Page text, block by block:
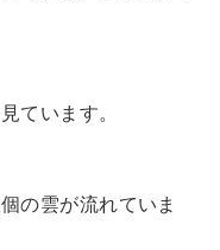
ています。
の雲が流れていま